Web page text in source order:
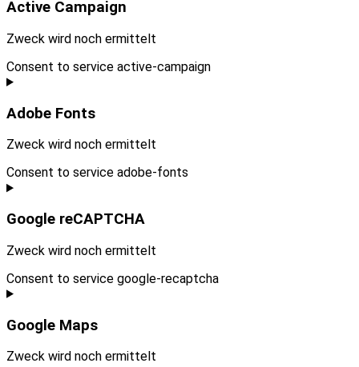
Active Campaign
Zweck wird noch ermittelt
Consent to service active-campaign
Adobe Fonts
Zweck wird noch ermittelt
Consent to service adobe-fonts
Google reCAPTCHA
Zweck wird noch ermittelt
Consent to service google-recaptcha
Google Maps
Zweck wird noch ermittelt